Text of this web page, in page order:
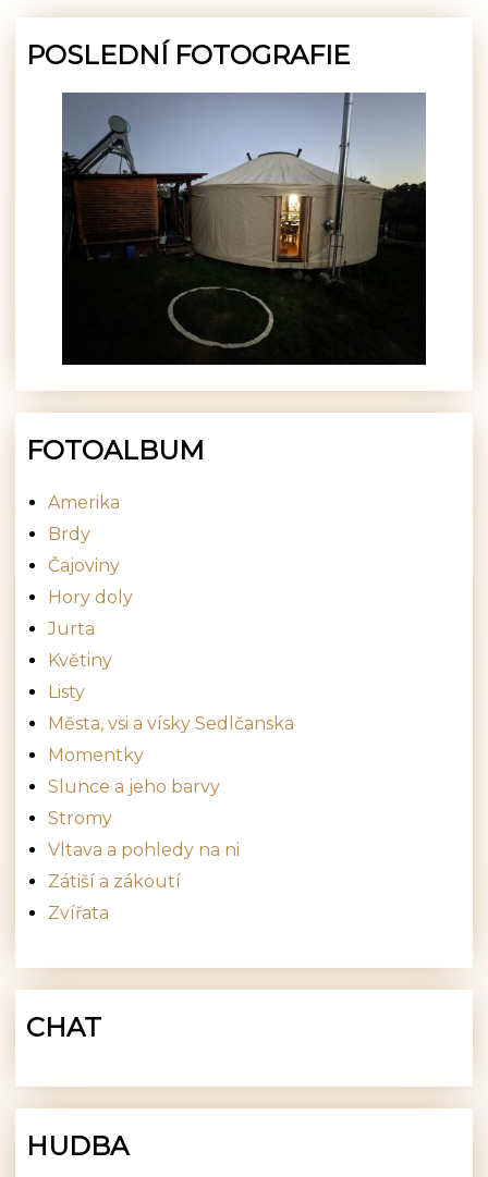
POSLEDNÍ FOTOGRAFIE
FOTOALBUM
Amerika
Brdy
Čajoviny
Hory doly
Jurta
Květiny
Listy
Města, vsi a vísky Sedlčanska
Momentky
Slunce a jeho barvy
Stromy
Vltava a pohledy na ni
Zátiší a zákoutí
Zvířata
CHAT
HUDBA